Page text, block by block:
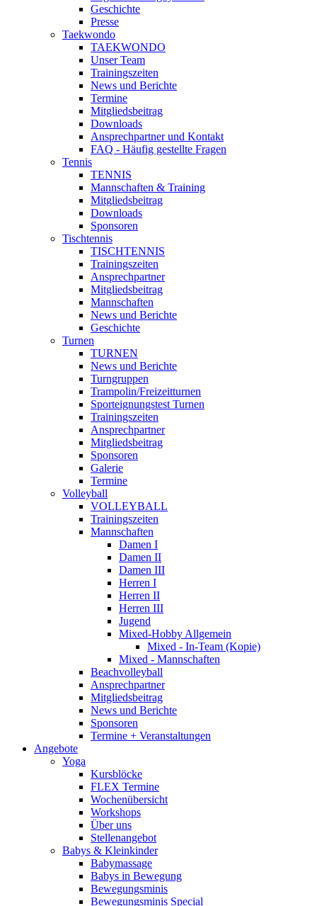
Geschichte
Presse
Taekwondo
TAEKWONDO
Unser Team
Trainingszeiten
News und Berichte
Termine
Mitgliedsbeitrag
Downloads
Ansprechpartner und Kontakt
FAQ - Häufig gestellte Fragen
Tennis
TENNIS
Mannschaften & Training
Mitgliedsbeitrag
Downloads
Sponsoren
Tischtennis
TISCHTENNIS
Trainingszeiten
Ansprechpartner
Mitgliedsbeitrag
Mannschaften
News und Berichte
Geschichte
Turnen
TURNEN
News und Berichte
Turngruppen
Trampolin/Freizeitturnen
Sporteignungstest Turnen
Trainingszeiten
Ansprechpartner
Mitgliedsbeitrag
Sponsoren
Galerie
Termine
Volleyball
VOLLEYBALL
Trainingszeiten
Mannschaften
Damen I
Damen II
Damen III
Herren I
Herren II
Herren III
Jugend
Mixed-Hobby Allgemein
Mixed - In-Team (Kopie)
Mixed - Mannschaften
Beachvolleyball
Ansprechpartner
Mitgliedsbeitrag
News und Berichte
Sponsoren
Termine + Veranstaltungen
Angebote
Yoga
Kursblöcke
FLEX Termine
Wochenübersicht
Workshops
Über uns
Stellenangebot
Babys & Kleinkinder
Babymassage
Babys in Bewegung
Bewegungsminis
Bewegungsminis Special